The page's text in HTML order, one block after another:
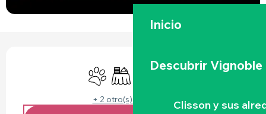
Inicio
Descubrir Vignoble
Clisson y sus
HORARIOS Y DATOS DE CONTACTO
Se aceptan animales
BanqueteVenta de comida para llevar
Servicio de catering
+ 2 otro(s) servicio(s)